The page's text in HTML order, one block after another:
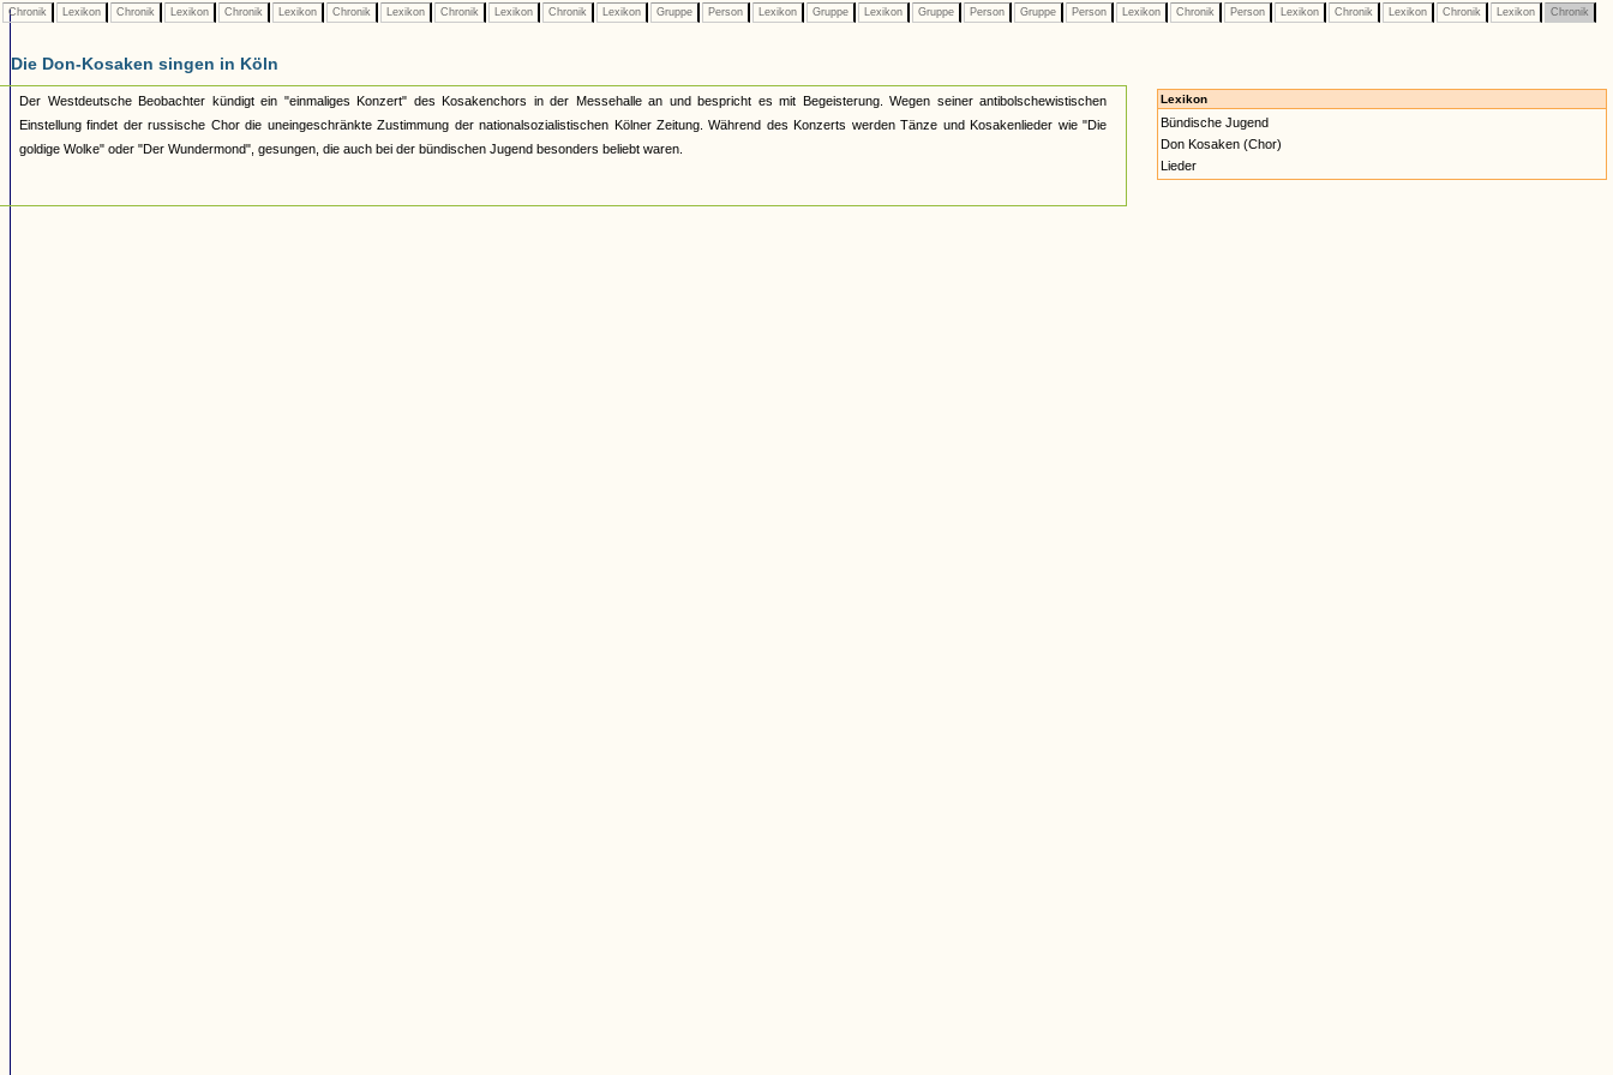
Chronik Lexikon Chronik Lexikon Chronik Lexikon Chronik Lexikon Chronik Lexikon Chronik Lexikon Gruppe Person Lexikon Gruppe Lexikon Gruppe Person Gruppe Person Lexikon Chronik Person Lexikon Chronik Lexikon Chronik Lexikon Chronik
Die Don-Kosaken singen in Köln
Der Westdeutsche Beobachter kündigt ein "einmaliges Konzert" des Kosakenchors in der Messehalle an und bespricht es mit Begeisterung. Wegen seiner antibolschewistischen
Einstellung findet der russische Chor die uneingeschränkte Zustimmung der nationalsozialistischen Kölner Zeitung. Während des Konzerts werden Tänze und Kosakenlieder wie "Die
goldige Wolke" oder "Der Wundermond", gesungen, die auch bei der bündischen Jugend besonders beliebt waren.
Lexikon
Bündische Jugend
Don Kosaken (Chor)
Lieder